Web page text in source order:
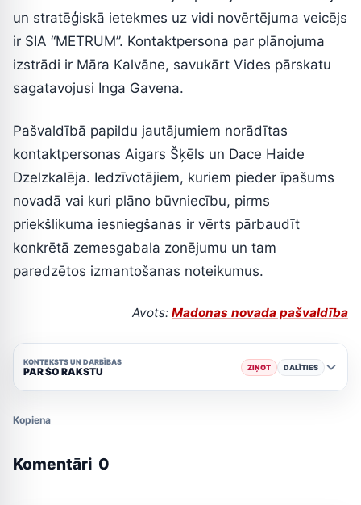
un stratēģiskā ietekmes uz vidi novērtējuma veicējs
ir SIA “METRUM”. Kontaktpersona par plānojuma
izstrādi ir Māra Kalvāne, savukārt Vides pārskatu
sagatavojusi Inga Gavena.
Pašvaldībā papildu jautājumiem norādītas
kontaktpersonas Aigars Šķēls un Dace Haide
Dzelzkalēja. Iedzīvotājiem, kuriem pieder īpašums
novadā vai kuri plāno būvniecību, pirms
priekšlikuma iesniegšanas ir vērts pārbaudīt
konkrētā zemesgabala zonējumu un tam
paredzētos izmantošanas noteikumus.
Avots: Madonas novada pašvaldība
KONTEKSTS UN DARBĪBAS
PAR ŠO RAKSTU ZIŅOT DALĪTIES
Kopiena
Komentāri 0